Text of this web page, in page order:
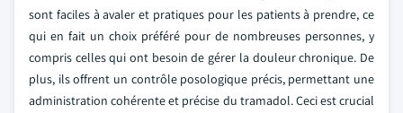
sont faciles à avaler et pratiques pour les patients à prendre, ce
qui en fait un choix préféré pour de nombreuses personnes, y
compris celles qui ont besoin de gérer la douleur chronique. De
plus, ils offrent un contrôle posologique précis, permettant une
administration cohérente et précise du tramadol. Ceci est crucial